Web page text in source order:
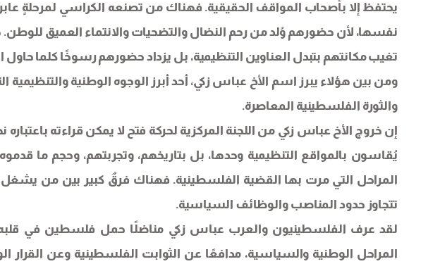
يحتفظ إلا بأصحاب المواقف الحقيقية. فهناك من تصنعه الكراسي لمرحلةٍ
نفسها، لأن حضورهم وُلد من رحم النضال والتضحيات والانتماء العميق
تغيب مكانتهم بتبدل العناوين التنظيمية، بل يزداد حضورهم رسوخًا كلما حاول
ومن بين هؤلاء يبرز اسم الأخ عباس زكي، أحد أبرز الوجوه الوطنية
والثورة الفلسطينية المعاصرة.
إن خروج الأخ عباس زكي من اللجنة المركزية لحركة فتح لا يمكن قراءته باعتباره
يُقاسون بالمواقع التنظيمية وحدها، بل بتاريخهم، وتجربتهم، وحجم ما
المراحل التي مرت بها القضية الفلسطينية. فهناك فرقٌ كبير بين من
تتجاوز حدود المناصب والوظائف السياسية.
لقد عرف الفلسطينيون والعرب عباس زكي مناضلًا حمل فلسطين في
المراحل الوطنية والسياسية، مدافعًا عن الثوابت الفلسطينية وعن القرار